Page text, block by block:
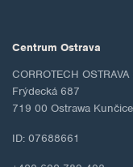
Centrum Ostrava
CORROTECH OSTRAVA
Frýdecká 687
719 00 Ostrawa Kunčice
ID: 07688661